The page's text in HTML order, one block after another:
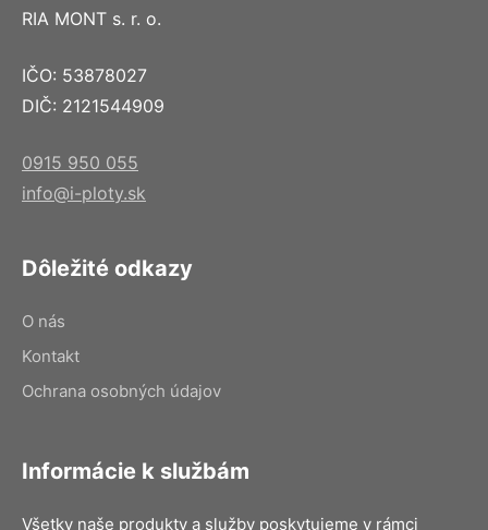
RIA MONT s. r. o.
IČO: 53878027
DIČ: 2121544909
0915 950 055
info@i-ploty.sk
Dôležité odkazy
O nás
Kontakt
Ochrana osobných údajov
Informácie k službám
Všetky naše produkty a služby poskytujeme v rámci